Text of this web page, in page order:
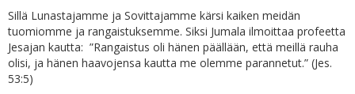
Sillä Lunastajamme ja Sovittajamme kärsi kaiken meidän
tuomiomme ja rangaistuksemme. Siksi Jumala ilmoittaa profeetta
Jesajan kautta: ”Rangaistus oli hänen päällään, että meillä rauha
olisi, ja hänen haavojensa kautta me olemme parannetut.” (Jes.
53:5)